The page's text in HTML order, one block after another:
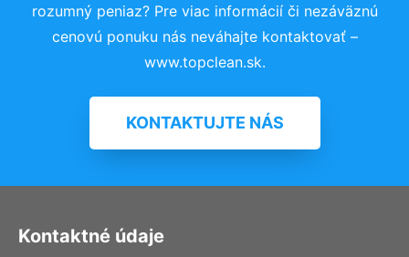
rozumný peniaz? Pre viac informácií či nezáväznú
cenovú ponuku nás neváhajte kontaktovať –
www.topclean.sk.
KONTAKTUJTE NÁS
Kontaktné údaje